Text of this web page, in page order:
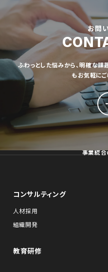
お問
ふわっとした悩みから、明確な課
もお気軽にご
事業統合
コンサルティング
人材採用
組織開発
教育研修